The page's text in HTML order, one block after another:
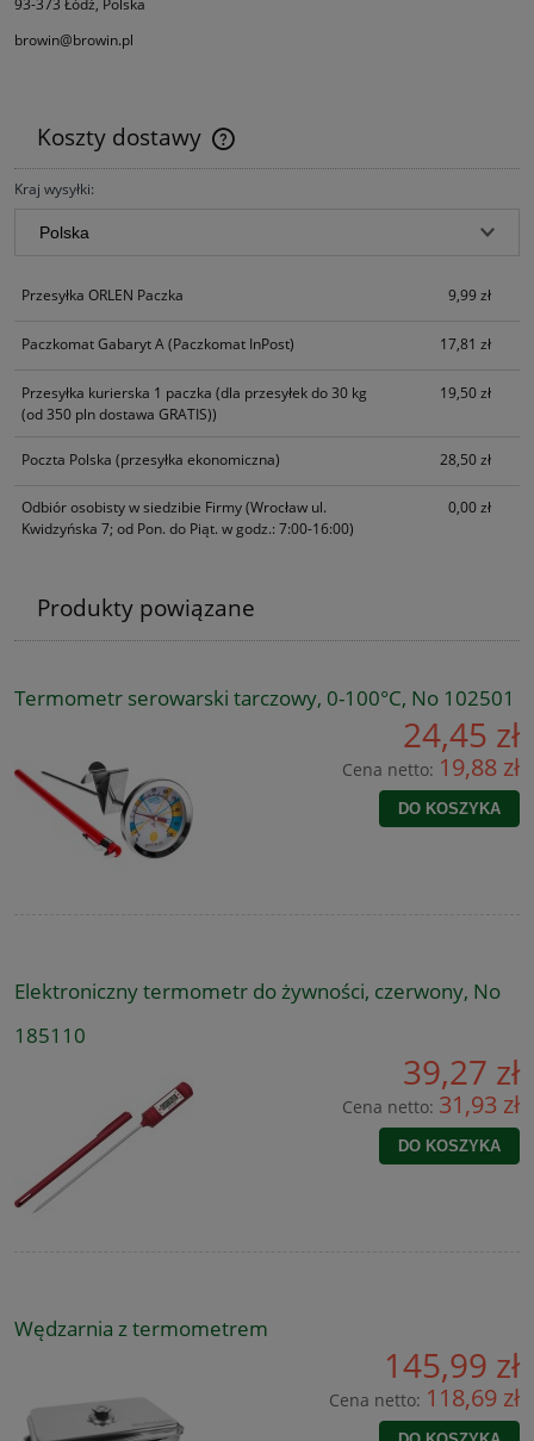
93-373 Łódź, Polska
browin@browin.pl
Koszty dostawy
Cena nie zawiera ewentualnych kosztów płatności
Kraj wysyłki:
Przesyłka ORLEN Paczka 9,99 zł
Paczkomat Gabaryt A(Paczkomat InPost) 17,81 zł
Przesyłka kurierska 1 paczka (dla przesyłek do 30 kg
(od 350 pln dostawa GRATIS))
19,50 zł
Poczta Polska (przesyłka ekonomiczna) 28,50 zł
Odbiór osobisty w siedzibie Firmy(Wrocław ul.
Kwidzyńska 7; od Pon. do Piąt. w godz.: 7:00-16:00)
0,00 zł
Produkty powiązane
Termometr serowarski tarczowy, 0-100°C, No 102501
24,45 zł
Cena netto: 19,88 zł
DO KOSZYKA
Elektroniczny termometr do żywności, czerwony, No
185110
39,27 zł
Cena netto: 31,93 zł
DO KOSZYKA
Wędzarnia z termometrem
145,99 zł
Cena netto: 118,69 zł